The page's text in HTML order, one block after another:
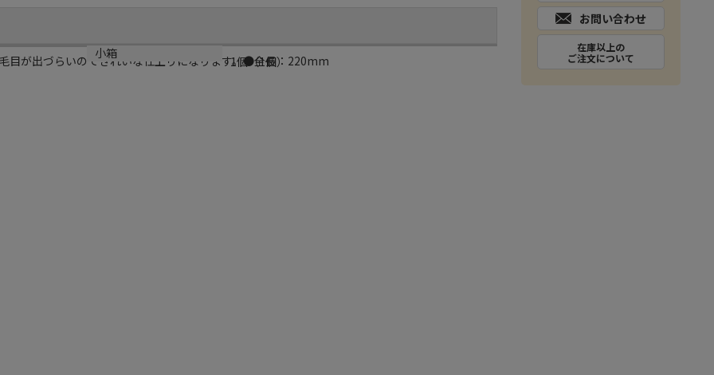
目が出づらいのできれいな仕上りになります。●全長：220mm
小箱
1個（1個）
お問い合わせ
在庫以上の
ご注文について